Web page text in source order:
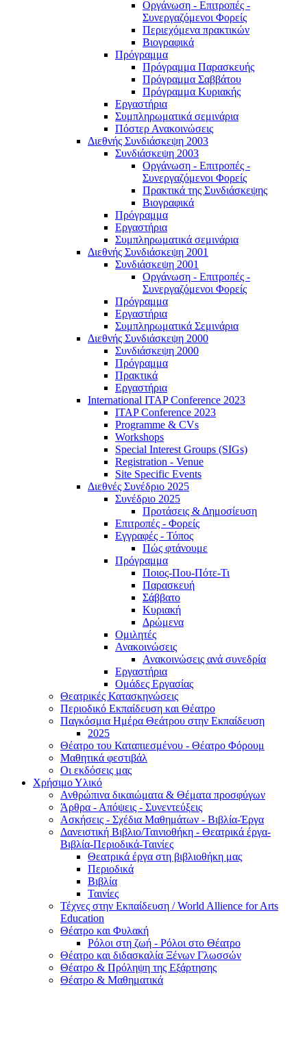
Οργάνωση - Επιτροπές -
Συνεργαζόμενοι Φορείς
Περιεχόμενα πρακτικών
Βιογραφικά
Πρόγραμμα
Πρόγραμμα Παρασκευής
Πρόγραμμα Σαββάτου
Πρόγραμμα Κυριακής
Εργαστήρια
Συμπληρωματικά σεμινάρια
Πόστερ Ανακοινώσεις
Διεθνής Συνδιάσκεψη 2003
Συνδιάσκεψη 2003
Οργάνωση - Επιτροπές -
Συνεργαζόμενοι Φορείς
Πρακτικά της Συνδιάσκεψης
Βιογραφικά
Πρόγραμμα
Εργαστήρια
Συμπληρωματικά σεμινάρια
Διεθνής Συνδιάσκεψη 2001
Συνδιάσκεψη 2001
Οργάνωση - Επιτροπές -
Συνεργαζόμενοι Φορείς
Πρόγραμμα
Εργαστήρια
Συμπληρωματικά Σεμινάρια
Διεθνής Συνδιάσκεψη 2000
Συνδιάσκεψη 2000
Πρόγραμμα
Πρακτικά
Εργαστήρια
International ITAP Conference 2023
ITAP Conference 2023
Programme & CVs
Workshops
Special Interest Groups (SIGs)
Registration - Venue
Site Specific Events
Διεθνές Συνέδριο 2025
Συνέδριο 2025
Προτάσεις & Δημοσίευση
Επιτροπές - Φορείς
Εγγραφές - Τόπος
Πώς φτάνουμε
Πρόγραμμα
Ποιος-Που-Πότε-Τι
Παρασκευή
Σάββατο
Κυριακή
Δρώμενα
Ομιλητές
Ανακοινώσεις
Ανακοινώσεις ανά συνεδρία
Εργαστήρια
Ομάδες Εργασίας
Θεατρικές Κατασκηνώσεις
Περιοδικό Εκπαίδευση και Θέατρο
Παγκόσμια Ημέρα Θεάτρου στην Εκπαίδευση
2025
Θέατρο του Καταπιεσμένου - Θέατρο Φόρουμ
Μαθητικά φεστιβάλ
Οι εκδόσεις μας
Χρήσιμο Υλικό
Ανθρώπινα δικαιώματα & Θέματα προσφύγων
Άρθρα - Απόψεις - Συνεντεύξεις
Ασκήσεις - Σχέδια Μαθημάτων - Βιβλία-Έργα
Δανειστική Βιβλιο/Ταινιοθήκη - Θεατρικά έργα-
Βιβλία-Περιοδικά-Ταινίες
Θεατρικά έργα στη βιβλιοθήκη μας
Περιοδικά
Βιβλία
Ταινίες
Τέχνες στην Εκπαίδευση / World Allience for Arts
Education
Θέατρο και Φυλακή
Ρόλοι στη ζωή - Ρόλοι στο Θέατρο
Θέατρο και διδασκαλία Ξένων Γλωσσών
Θέατρο & Πρόληψη της Εξάρτησης
Θέατρο & Μαθηματικά